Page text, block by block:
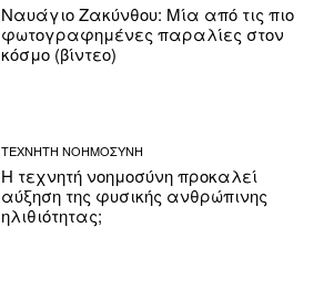
Ναυάγιο Ζακύνθου: Μία από τις πιο
φωτογραφημένες παραλίες στον
κόσμο (βίντεο)
ΤΕΧΝΗΤΗ ΝΟΗΜΟΣΥΝΗ
Η τεχνητή νοημοσύνη προκαλεί
αύξηση της φυσικής ανθρώπινης
ηλιθιότητας;